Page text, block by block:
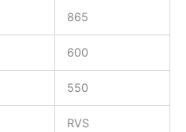
865
600
550
RVS